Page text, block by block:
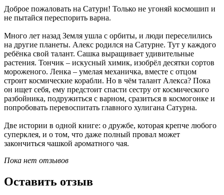
Доброе пожаловать на Сатурн! Только не угоняй космошип и
не пытайся переспорить варна.
Много лет назад Земля ушла с орбиты, и люди переселились
на другие планеты. Алекс родился на Сатурне. Тут у каждого
ребёнка свой талант. Сашка выращивает удивительные
растения. Тончик – искусный химик, изобрёл десятки сортов
мороженого. Ленка – умелая механичка, вместе с отцом
строит космические корабли. Но в чём талант Алекса? Пока
он ищет себя, ему предстоит спасти сестру от космического
разбойника, подружиться с варном, сразиться в космогонке и
попробовать перевоспитать главного хулигана Сатурна.
Две истории в одной книге: о дружбе, которая крепче любого
суперклея, и о том, что даже полный провал может
закончиться чашкой ароматного чая.
Пока нет отзывов
Оставить отзыв